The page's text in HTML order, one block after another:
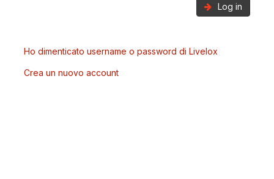
Log in
Ho dimenticato username o password di Livelox
Crea un nuovo account